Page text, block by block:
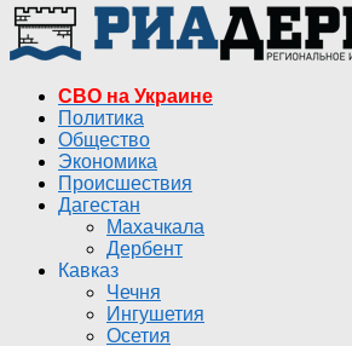
СВО на Украине
Политика
Общество
Экономика
Происшествия
Дагестан
Махачкала
Дербент
Кавказ
Чечня
Ингушетия
Осетия